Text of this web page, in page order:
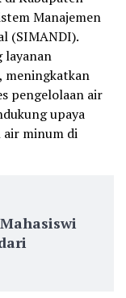
Manajemen
(SIMANDI).
layanan
meningkatkan
pengelolaan air
upaya
air minum di